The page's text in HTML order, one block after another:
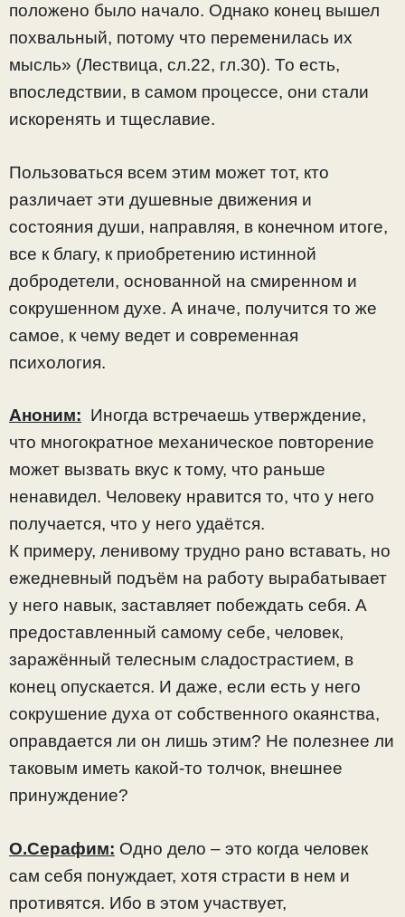
положено было начало. Однако конец вышел
похвальный, потому что переменилась их
мысль» (Лествица, сл.22, гл.30). То есть,
впоследствии, в самом процессе, они стали
искоренять и тщеславие.
Пользоваться всем этим может тот, кто
различает эти душевные движения и
состояния души, направляя, в конечном итоге,
все к благу, к приобретению истинной
добродетели, основанной на смиренном и
сокрушенном духе. А иначе, получится то же
самое, к чему ведет и современная
психология.
Аноним: Иногда встречаешь утверждение,
что многократное механическое повторение
может вызвать вкус к тому, что раньше
ненавидел. Человеку нравится то, что у него
получается, что у него удаётся.
К примеру, ленивому трудно рано вставать, но
ежедневный подъём на работу вырабатывает
у него навык, заставляет побеждать себя. А
предоставленный самому себе, человек,
заражённый телесным сладострастием, в
конец опускается. И даже, если есть у него
сокрушение духа от собственного окаянства,
оправдается ли он лишь этим? Не полезнее ли
таковым иметь какой-то толчок, внешнее
принуждение?
О.Серафим: Одно дело – это когда человек
сам себя понуждает, хотя страсти в нем и
противятся. Ибо в этом участвует,